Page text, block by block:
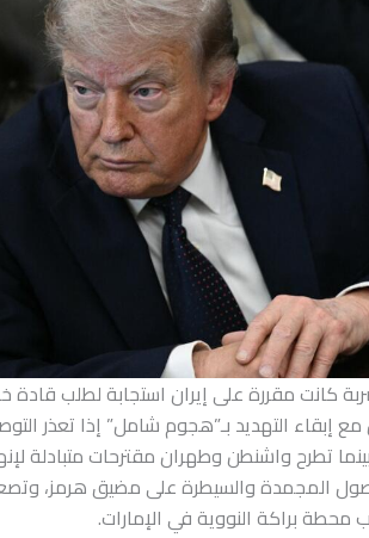
كانت مقررة على إيران استجابة لطلب قادة
إبقاء التهديد بـ”هجوم شامل” إذا تعذر
تطرح واشنطن وطهران مقترحات متبادلة
المجمدة والسيطرة على مضيق هرمز،
براكة النووية في الإمارات.